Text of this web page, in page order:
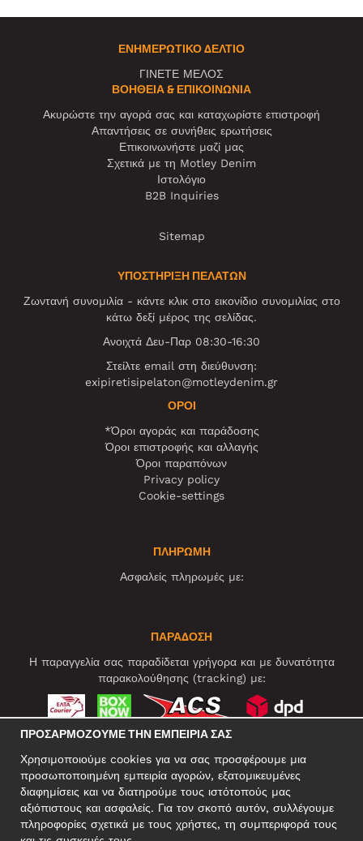
ΕΝΗΜΕΡΩΤΙΚΌ ΔΕΛΤΊΟ
ΓΙΝΕΤΕ ΜΕΛΟΣ
ΒΟΉΘΕΙΑ & ΕΠΙΚΟΙΝΩΝΊΑ
Ακυρώστε την αγορά σας και καταχωρίστε επιστροφή
Απαντήσεις σε συνήθεις ερωτήσεις
Επικοινωνήστε μαζί μας
Σχετικά με τη Motley Denim
Ιστολόγιο
B2B Inquiries
Sitemap
ΥΠΟΣΤΗΡΙΞΗ ΠΕΛΑΤΩΝ
Ζωντανή συνομιλία - κάντε κλικ στο εικονίδιο συνομιλίας στο
κάτω δεξί μέρος της σελίδας.
Ανοιχτά Δευ-Παρ 08:30-16:30
Στείλτε email στη διεύθυνση:
exipiretisipelaton@motleydenim.gr
ΌΡΟΙ
*Όροι αγοράς και παράδοσης
Όροι επιστροφής και αλλαγής
Όροι παραπόνων
Privacy policy
Cookie-settings
ΠΛΗΡΩΜΗ
Ασφαλείς πληρωμές με:
ΠΑΡΑΔΟΣΗ
Η παραγγελία σας παραδίδεται γρήγορα και με δυνατότητα
παρακολούθησης (tracking) με:
ΕΠΑΓΓΕΛΜΑΤΙΚΗ ΔΙΕΥΘΥΝΣΗ
Motley Denim Europe OÜ
ΠΡΟΣΑΡΜΌΖΟΥΜΕ ΤΗΝ ΕΜΠΕΙΡΊΑ ΣΑΣ
Χρησιμοποιούμε cookies για να σας προσφέρουμε μια
προσωποποιημένη εμπειρία αγορών, εξατομικευμένες
διαφημίσεις και να διατηρούμε τους ιστότοπούς μας
αξιόπιστους και ασφαλείς. Για τον σκοπό αυτόν, συλλέγουμε
πληροφορίες σχετικά με τους χρήστες, τη συμπεριφορά τους